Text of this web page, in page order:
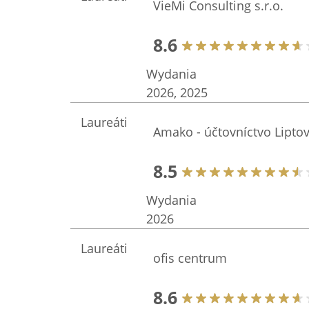
VieMi Consulting s.r.o.
8.6
Wydania
2026, 2025
Laureáti
Amako - účtovníctvo
8.5
Wydania
2026
Laureáti
ofis centrum
8.6